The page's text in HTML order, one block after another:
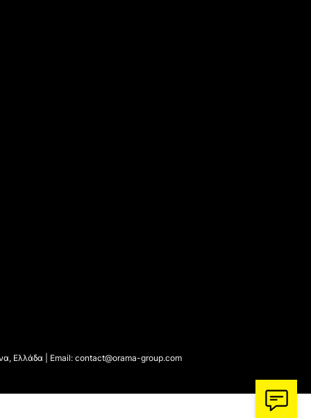
Ελλάδα | Email: contact@orama-group.com